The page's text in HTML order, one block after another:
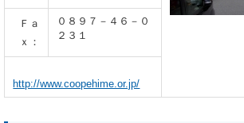
Ｆａ
ｘ：
０８９７－４６－０
２３１
http://www.coopehime.or.jp/